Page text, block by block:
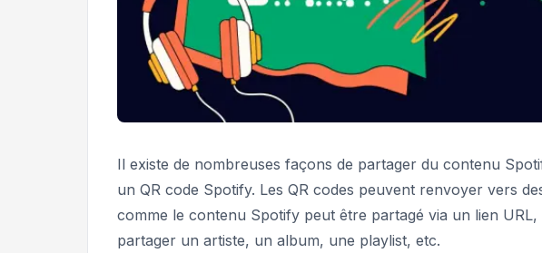
Il existe de nombreuses façons de partager du contenu
un QR code Spotify. Les QR codes peuvent renvoyer vers
comme le contenu Spotify peut être partagé via un lien
partager un artiste, un album, une playlist, etc.